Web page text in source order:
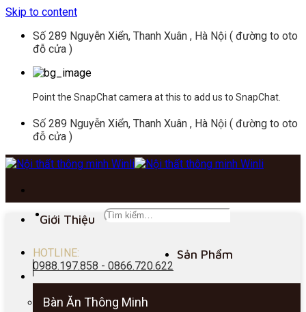
Skip to content
Số 289 Nguyễn Xiển, Thanh Xuân , Hà Nội ( đường to oto
đỗ cửa )
Point the SnapChat camera at this to add us to SnapChat.
Số 289 Nguyễn Xiển, Thanh Xuân , Hà Nội ( đường to oto
đỗ cửa )
HOTLINE:
0988.197.858 - 0866.720.622
Giới Thiệu
Sản Phẩm
Bàn Ăn Thông Minh